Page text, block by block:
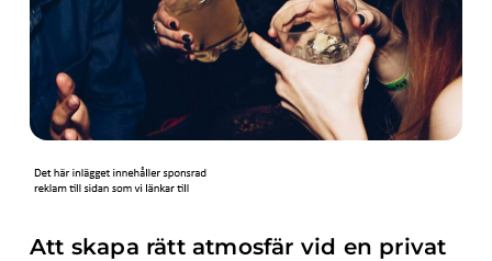
Att skapa rätt atmosfär vid en privat